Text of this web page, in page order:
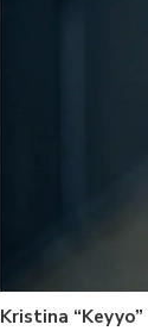
Kristina